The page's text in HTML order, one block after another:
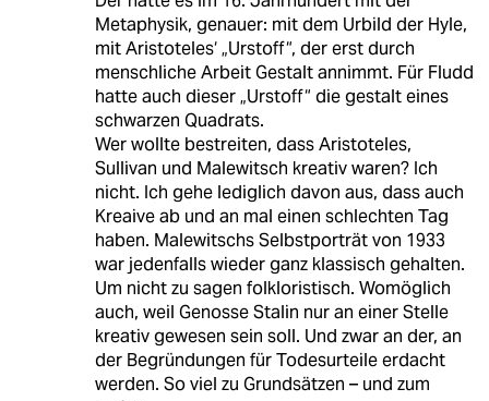
Metaphysik, genauer: mit dem Urbild der Hyle,
mit Aristoteles‘ „Urstoff“, der erst durch
menschliche Arbeit Gestalt annimmt. Für Fludd
hatte auch dieser „Urstoff“ die gestalt eines
schwarzen Quadrats.
Wer wollte bestreiten, dass Aristoteles,
Sullivan und Malewitsch kreativ waren? Ich
nicht. Ich gehe lediglich davon aus, dass auch
Kreaive ab und an mal einen schlechten Tag
haben. Malewitschs Selbstporträt von 1933
war jedenfalls wieder ganz klassisch gehalten.
Um nicht zu sagen folkloristisch. Womöglich
auch, weil Genosse Stalin nur an einer Stelle
kreativ gewesen sein soll. Und zwar an der, an
der Begründungen für Todesurteile erdacht
werden. So viel zu Grundsätzen – und zum